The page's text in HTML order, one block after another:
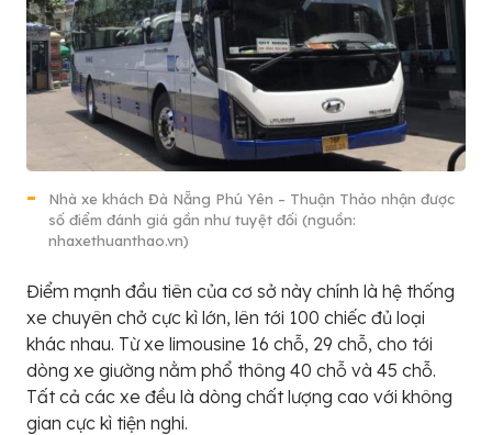
Nhà xe khách Đà Nẵng Phú Yên – Thuận Thảo nhận được
số điểm đánh giá gần như tuyệt đối (nguồn:
nhaxethuanthao.vn)
Điểm mạnh đầu tiên của cơ sở này chính là hệ thống
xe chuyên chở cực kì lớn, lên tới 100 chiếc đủ loại
khác nhau. Từ xe limousine 16 chỗ, 29 chỗ, cho tới
dòng xe giường nằm phổ thông 40 chỗ và 45 chỗ.
Tất cả các xe đều là dòng chất lượng cao với không
gian cực kì tiện nghi.